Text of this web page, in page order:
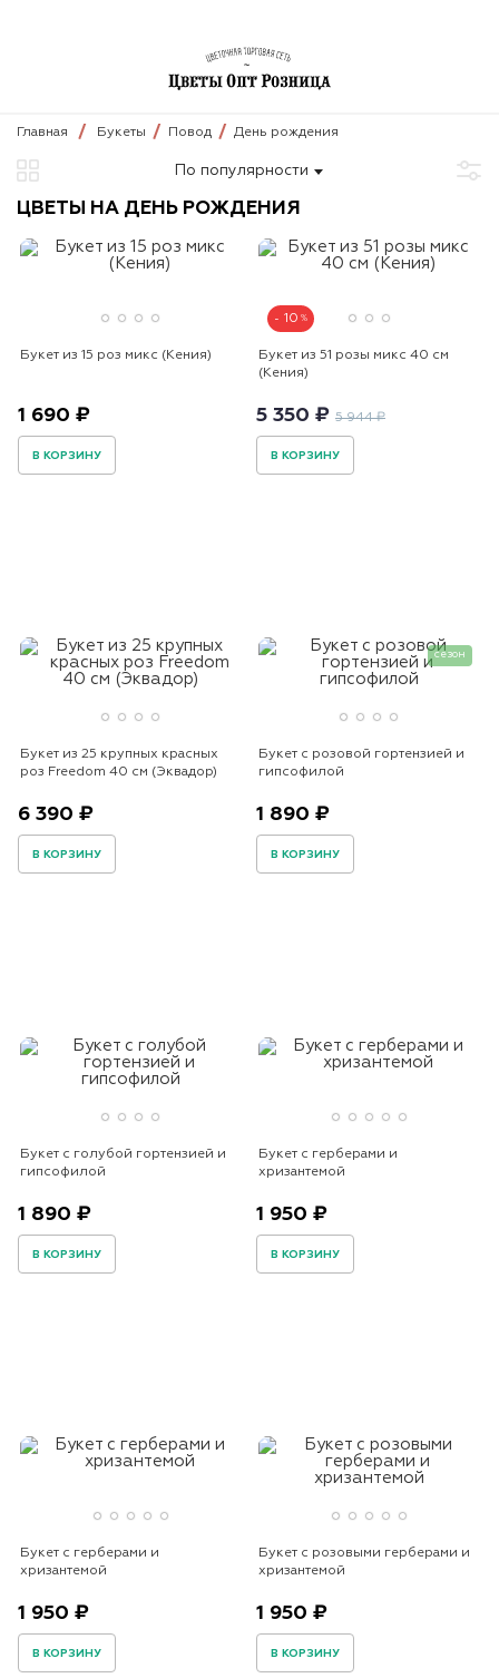
Главная Букеты Повод День рождения
По популярности
ЦВЕТЫ НА ДЕНЬ РОЖДЕНИЯ
Букет из 15 роз микс (Кения)
1 690 ₽
В КОРЗИНУ
10
Букет из 51 розы микс 40 см
(Кения)
5 350 ₽ 5 944 ₽
В КОРЗИНУ
Букет из 25 крупных красных
роз Freedom 40 см (Эквадор)
6 390 ₽
В КОРЗИНУ
сезон
Букет с розовой гортензией и
гипсофилой
1 890 ₽
В КОРЗИНУ
Букет с голубой гортензией и
гипсофилой
1 890 ₽
В КОРЗИНУ
Букет с герберами и
хризантемой
1 950 ₽
В КОРЗИНУ
Букет с герберами и
хризантемой
1 950 ₽
В КОРЗИНУ
Букет с розовыми герберами и
хризантемой
1 950 ₽
В КОРЗИНУ